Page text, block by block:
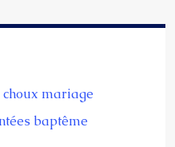
choux mariage
baptême